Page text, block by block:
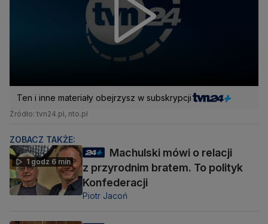
Ten i inne materiały obejrzysz w subskrypcji
Źródło: tvn24.pl, nto.pl
ZOBACZ TAKŻE:
1 godz 6 min
Machulski mówi o relacji
z przyrodnim bratem. To polityk
Konfederacji
Piotr Jacoń